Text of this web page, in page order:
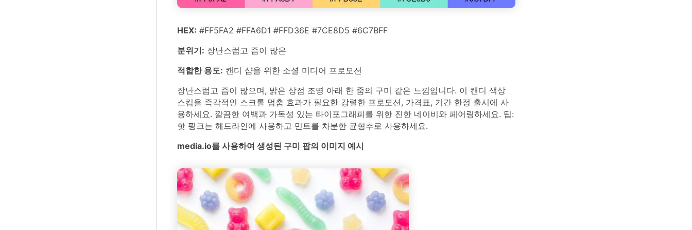
HEX: #FF5FA2 #FFA6D1 #FFD36E #7CE8D5 #6C7BFF
분위기: 장난스럽고 즙이 많은
적합한 용도: 캔디 샵을 위한 소셜 미디어 프로모션
장난스럽고 즙이 많으며, 밝은 상점 조명 아래 한 줌의 구미 같은 느낌입니다. 이 캔디 색상
스킴을 즉각적인 스크롤 멈춤 효과가 필요한 강렬한 프로모션, 가격표, 기간 한정 출시에 사
용하세요. 깔끔한 여백과 가독성 있는 타이포그래피를 위한 진한 네이비와 페어링하세요. 팁:
핫 핑크는 헤드라인에 사용하고 민트를 차분한 균형추로 사용하세요.
media.io를 사용하여 생성된 구미 팝의 이미지 예시